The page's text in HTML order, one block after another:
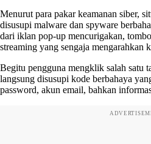
Menurut para pakar keamanan siber,
disusupi malware dan spyware
dari iklan pop-up mencurigakan,
streaming yang sengaja mengarahkan
Begitu pengguna mengklik salah satu
langsung disusupi kode berbahaya
password, akun email, bahkan